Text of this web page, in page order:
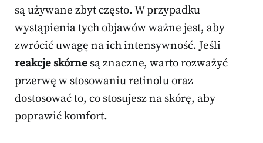
są używane zbyt często. W przypadku
wystąpienia tych objawów ważne jest, aby
zwrócić uwagę na ich intensywność. Jeśli
reakcje skórne są znaczne, warto rozważyć
przerwę w stosowaniu retinolu oraz
dostosować to, co stosujesz na skórę, aby
poprawić komfort.